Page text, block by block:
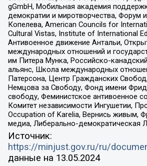
gGmbH, Мобильная академия
демократии и миротворчества, Форум
Копелева, American Councils for
Cultural Vistas, Institute of International
Антивоенное движение Антальи,
международных отношений и
им Питера Мунка, Российско-
альянс, Школа международных
Патерсона, Центр Гражданских
Немцова за Свободу, Фонд имени
свободу, Феминистское антивоенное
Комитет независимости Ингушетии,
Occupation of Karelia, Вернись живым,
медиа, Либерально-демократическая
Источник:
https://minjust.gov.ru/ru/
данные на 13.05.2024